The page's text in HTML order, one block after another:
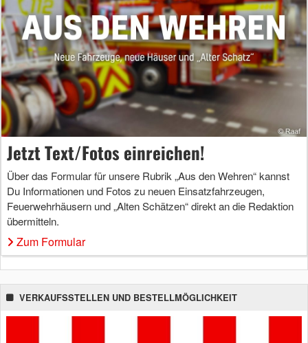
Jetzt Text/Fotos einreichen!
Über das Formular für unsere Rubrik „Aus den Wehren“ kannst
Du Informationen und Fotos zu neuen Einsatzfahrzeugen,
Feuerwehrhäusern und „Alten Schätzen“ direkt an die Redaktion
übermitteln.
Zum Formular
VERKAUFSSTELLEN UND BESTELLMÖGLICHKEIT